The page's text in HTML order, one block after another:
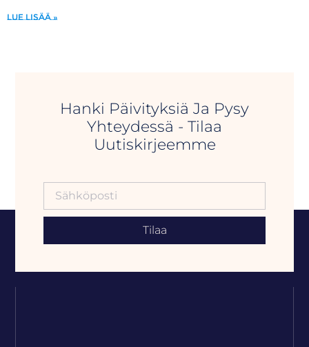
Lue lisää »
Hanki Päivityksiä Ja Pysy
Yhteydessä - Tilaa
Uutiskirjeemme
Tilaa